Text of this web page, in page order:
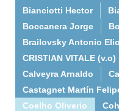
Bianciotti Hector
Boccanera Jorge
Brailovsky Antonio Elio
CRISTIAN VITALE (v.o)
Calveyra Arnaldo
Castagnet Martín
Coelho Oliverio